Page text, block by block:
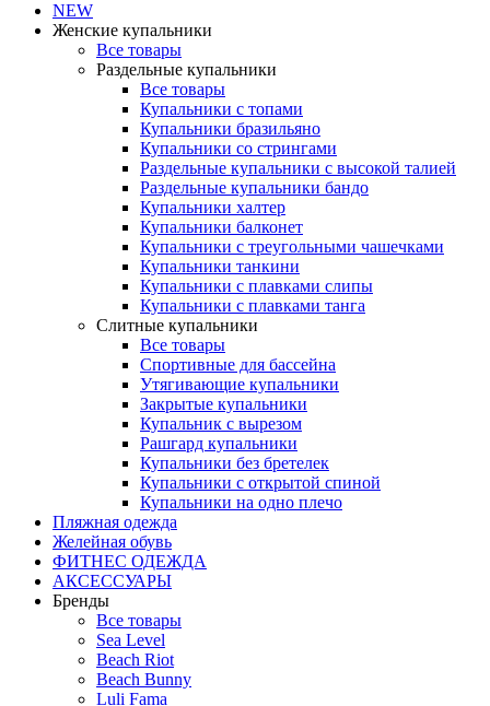
NEW
Женские купальники
Все товары
Раздельные купальники
Все товары
Купальники с топами
Купальники бразильяно
Купальники со стрингами
Раздельные купальники с высокой талией
Раздельные купальники бандо
Купальники халтер
Купальники балконет
Купальники с треугольными чашечками
Купальники танкини
Купальники с плавками слипы
Купальники с плавками танга
Слитные купальники
Все товары
Спортивные для бассейна
Утягивающие купальники
Закрытые купальники
Купальник с вырезом
Рашгард купальники
Купальники без бретелек
Купальники с открытой спиной
Купальники на одно плечо
Пляжная одежда
Желейная обувь
ФИТНЕС ОДЕЖДА
АКСЕССУАРЫ
Бренды
Все товары
Sea Level
Beach Riot
Beach Bunny
Luli Fama